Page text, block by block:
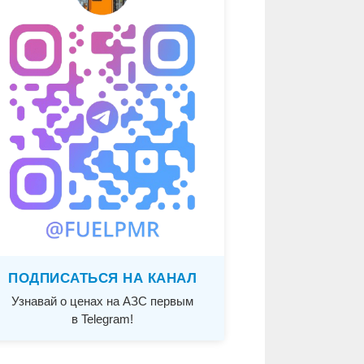
ПОДПИСАТЬСЯ НА КАНАЛ
Узнавай о ценах на АЗС первым
в Telegram!